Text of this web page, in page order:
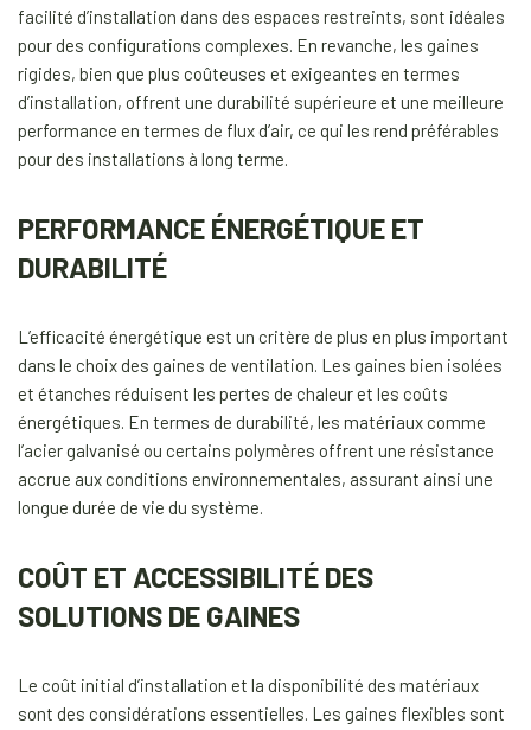
facilité d’installation dans des espaces restreints, sont idéales
pour des configurations complexes. En revanche, les gaines
rigides, bien que plus coûteuses et exigeantes en termes
d’installation, offrent une durabilité supérieure et une meilleure
performance en termes de flux d’air, ce qui les rend préférables
pour des installations à long terme.
PERFORMANCE ÉNERGÉTIQUE ET
DURABILITÉ
L’efficacité énergétique est un critère de plus en plus important
dans le choix des gaines de ventilation. Les gaines bien isolées
et étanches réduisent les pertes de chaleur et les coûts
énergétiques. En termes de durabilité, les matériaux comme
l’acier galvanisé ou certains polymères offrent une résistance
accrue aux conditions environnementales, assurant ainsi une
longue durée de vie du système.
COÛT ET ACCESSIBILITÉ DES
SOLUTIONS DE GAINES
Le coût initial d’installation et la disponibilité des matériaux
sont des considérations essentielles. Les gaines flexibles sont